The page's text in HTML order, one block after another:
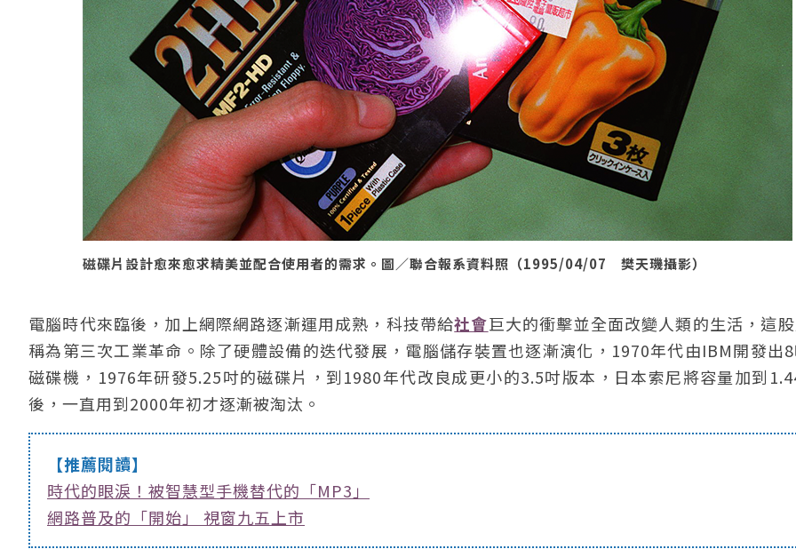
磁碟片設計愈來愈求精美並配合使用者的需求。圖／聯合報系資料照（1995/04/07 樊天璣攝影）
電腦時代來臨後，加上網際網路逐漸運用成熟，科技帶給社會巨大的衝擊並全面改變人類的生活，這
稱為第三次工業革命。除了硬體設備的迭代發展，電腦儲存裝置也逐漸演化，1970年代由IBM開發出
磁碟機，1976年研發5.25吋的磁碟片，到1980年代改良成更小的3.5吋版本，日本索尼將容量加到
後，一直用到2000年初才逐漸被淘汰。
【推薦閱讀】
時代的眼淚！被智慧型手機替代的「MP3」
網路普及的「開始」 視窗九五上市